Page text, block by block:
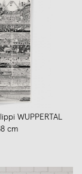
WUPPERTAL
cm